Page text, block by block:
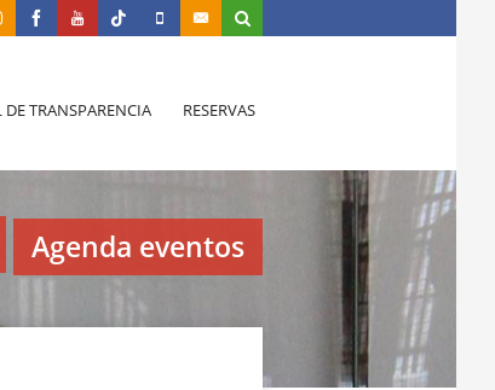
DE TRANSPARENCIA RESERVAS
Agenda eventos